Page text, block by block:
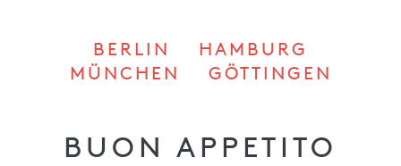
BERLIN
HAMBURG
MÜNCHEN
GÖTTINGEN
BUON APPETITO